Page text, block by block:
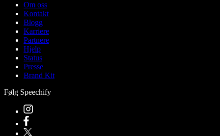
Om oss
Kontakt
Blogg
Karriere
Partnere
Hjelp
Status
Presse
Brand Kit
Følg Speechify